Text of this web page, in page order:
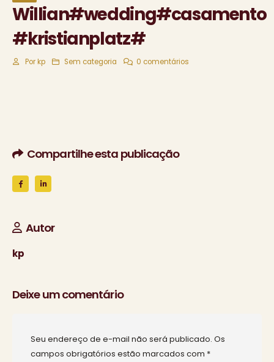
Willian#wedding#casamento
#kristianplatz#
Por kp Sem categoria 0 comentários
Compartilhe esta publicação
Autor
kp
Deixe um comentário
Seu endereço de e-mail não será publicado. Os
campos obrigatórios estão marcados com *